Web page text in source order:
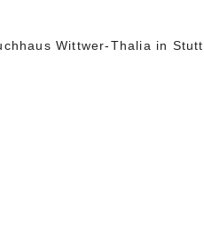
Wittwer-Thalia in